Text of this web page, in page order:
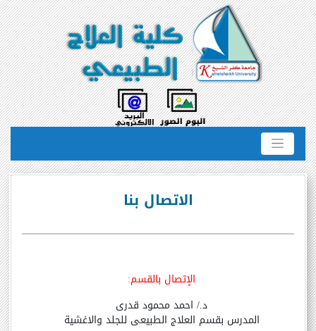
الاتصال بنا
الإتصال بالقسم:
د./ احمد محمود قدرى
المدرس بقسم العلاج الطبيعى للجلد والاغشية